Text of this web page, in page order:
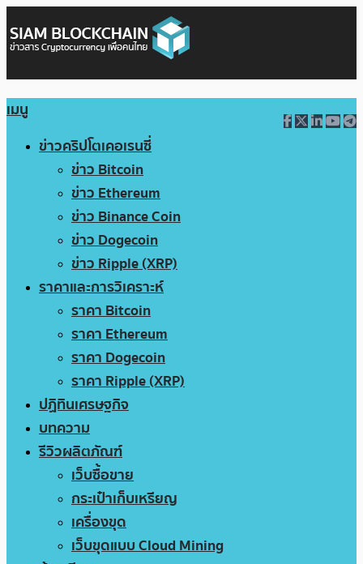
เมนู
ข่าวคริปโตเคอเรนซี่
ข่าว Bitcoin
ข่าว Ethereum
ข่าว Binance Coin
ข่าว Dogecoin
ข่าว Ripple (XRP)
ราคาและการวิเคราะห์
ราคา Bitcoin
ราคา Ethereum
ราคา Dogecoin
ราคา Ripple (XRP)
ปฏิทินเศรษฐกิจ
บทความ
รีวิวผลิตภัณฑ์
เว็บซื้อขาย
กระเป๋าเก็บเหรียญ
เครื่องขุด
เว็บขุดแบบ Cloud Mining